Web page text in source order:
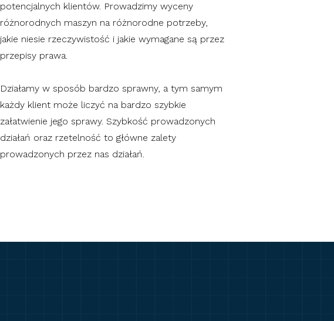
potencjalnych klientów. Prowadzimy wyceny
różnorodnych maszyn na różnorodne potrzeby,
jakie niesie rzeczywistość i jakie wymagane są przez
przepisy prawa.
Działamy w sposób bardzo sprawny, a tym samym
każdy klient może liczyć na bardzo szybkie
załatwienie jego sprawy. Szybkość prowadzonych
działań oraz rzetelność to główne zalety
prowadzonych przez nas działań.